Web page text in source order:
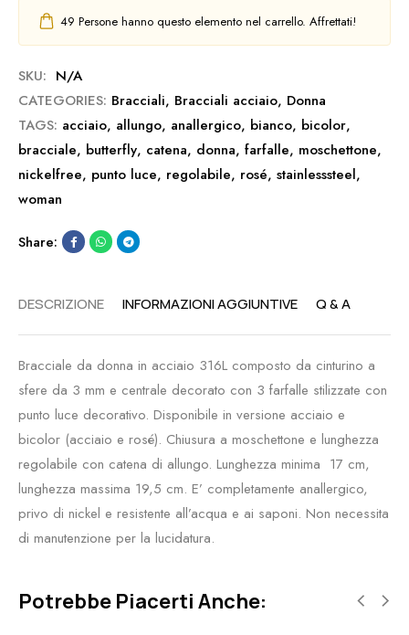
49 Persone hanno questo elemento nel carrello. Affrettati!
SKU: N/A
CATEGORIES: Bracciali, Bracciali acciaio, Donna
TAGS: acciaio, allungo, anallergico, bianco, bicolor,
bracciale, butterfly, catena, donna, farfalle, moschettone,
nickelfree, punto luce, regolabile, rosé, stainlesssteel,
woman
Share:
DESCRIZIONE INFORMAZIONI AGGIUNTIVE Q & A
Bracciale da donna in acciaio 316L composto da cinturino a
sfere da 3 mm e centrale decorato con 3 farfalle stilizzate con
punto luce decorativo. Disponibile in versione acciaio e
bicolor (acciaio e rosé). Chiusura a moschettone e lunghezza
regolabile con catena di allungo. Lunghezza minima 17 cm,
lunghezza massima 19,5 cm. E’ completamente anallergico,
privo di nickel e resistente all’acqua e ai saponi. Non necessita
di manutenzione per la lucidatura.
Potrebbe Piacerti Anche: